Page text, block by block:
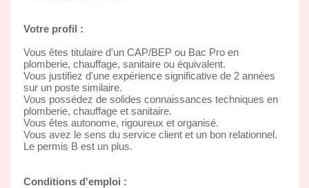
Votre profil :
Vous êtes titulaire d'un CAP/BEP ou Bac Pro en
plomberie, chauffage, sanitaire ou équivalent.
Vous justifiez d'une expérience significative de 2 années
sur un poste similaire.
Vous possédez de solides connaissances techniques en
plomberie, chauffage et sanitaire.
Vous êtes autonome, rigoureux et organisé.
Vous avez le sens du service client et un bon relationnel.
Le permis B est un plus.
Conditions d'emploi :